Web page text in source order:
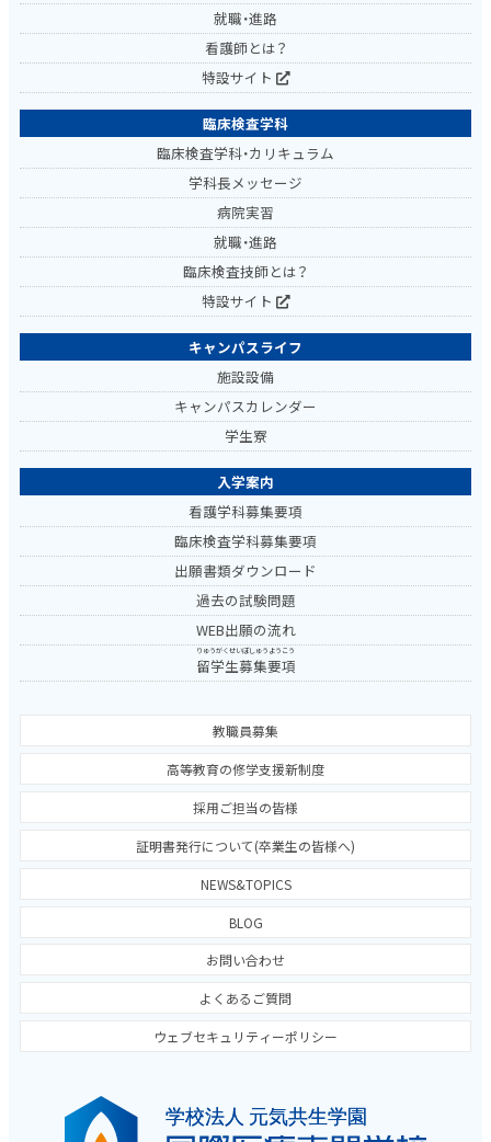
就職・進路
看護師とは？
特設サイト
臨床検査学科
臨床検査学科・カリキュラム
学科長メッセージ
病院実習
就職・進路
臨床検査技師とは？
特設サイト
キャンパスライフ
施設設備
キャンパスカレンダー
学生寮
入学案内
看護学科募集要項
臨床検査学科募集要項
出願書類ダウンロード
過去の試験問題
WEB出願の流れ
留学生募集要項
りゅうがくせいぼしゅうようこう
教職員募集
高等教育の修学支援新制度
採用ご担当の皆様
証明書発行について(卒業生の皆様へ)
NEWS&TOPICS
BLOG
お問い合わせ
よくあるご質問
ウェブセキュリティーポリシー